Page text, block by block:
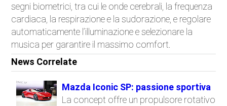
segni biometrici, tra cui le onde cerebrali, la frequenza
cardiaca, la respirazione e la sudorazione, e regolare
automaticamente l’illuminazione e selezionare la
musica per garantire il massimo comfort.
News Correlate
Mazda Iconic SP: passione sportiva
La concept offre un propulsore rotativo